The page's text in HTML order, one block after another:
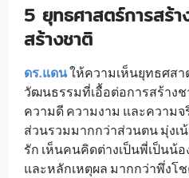
5 ยุทธศาสตร์การสร้
สร้างชาติ
ดร.แดนให้ความเห็นยุทธศสา
วัฒนธรรมที่เอื้อต่อการสร้างช
ความดี ความงาม และความจ
ส่วนรวมมากกว่าส่วนตน มุ่งเ
รัก เห็นคนคิดต่างเป็นพี่เป็นน้
และหลักเหตุผล มากกว่าพึ่งโ